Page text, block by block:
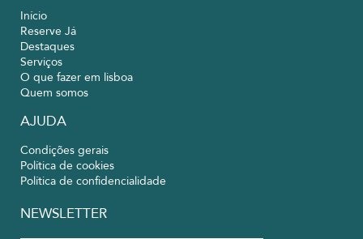
Início
Reserve Já
Destaques
Serviços
O que fazer em lisboa
Quem somos
AJUDA
Condições gerais
Política de cookies
Política de confidencialidade
NEWSLETTER